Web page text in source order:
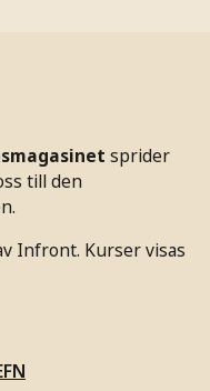
sprider
till den
Infront. Kurser visas